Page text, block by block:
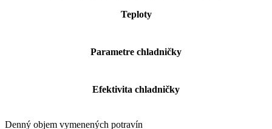
Teploty
Parametre chladničky
Efektivita chladničky
Denný objem vymenených potravín